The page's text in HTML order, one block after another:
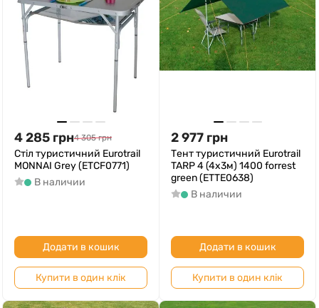
4 285 грн4 305 грн
Стіл туристичний Eurotrail
MONNAI Grey (ETCF0771)
В наличии
Додати в кошик
Купити в один клік
2 977 грн
Тент туристичний Eurotrail
TARP 4 (4x3м) 1400 forrest
green (ETTE0638)
В наличии
Додати в кошик
Купити в один клік